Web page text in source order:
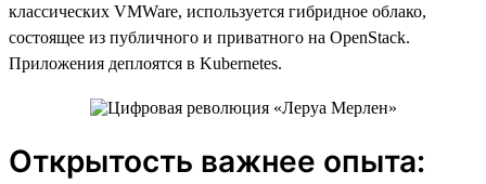
классических VMWare, используется гибридное облако,
состоящее из публичного и приватного на OpenStack.
Приложения деплоятся в Kubernetes.
Открытость важнее опыта: